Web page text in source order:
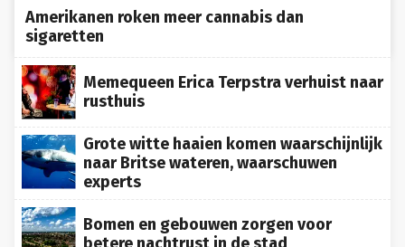
Amerikanen roken meer cannabis dan
sigaretten
Memequeen Erica Terpstra verhuist naar
rusthuis
Grote witte haaien komen waarschijnlijk
naar Britse wateren, waarschuwen
experts
Bomen en gebouwen zorgen voor
betere nachtrust in de stad